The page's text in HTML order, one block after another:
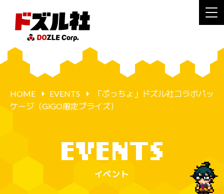
HOME EVENTS
「ぷっちょ」ドズル社コラボパッ
ケージ（GiGO限定プライズ）
イベント